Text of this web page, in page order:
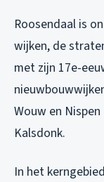
Roosendaal is
wijken, de
met zijn 17e-
Wouw en
Kalsdonk.
In het